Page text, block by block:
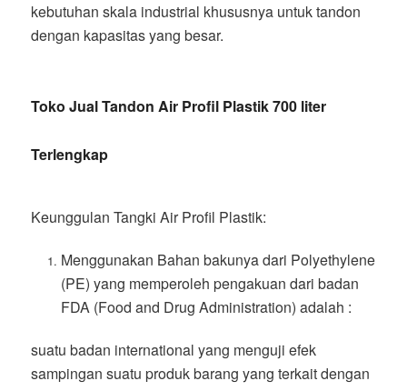
kebutuhan skala industrial khususnya untuk tandon
dengan kapasitas yang besar.
Toko Jual Tandon Air Profil Plastik 700 liter
Terlengkap
Keunggulan Tangki Air Profil Plastik:
Menggunakan Bahan bakunya dari Polyethylene
(PE) yang memperoleh pengakuan dari badan
FDA (Food and Drug Administration) adalah :
suatu badan international yang menguji efek
sampingan suatu produk barang yang terkait dengan